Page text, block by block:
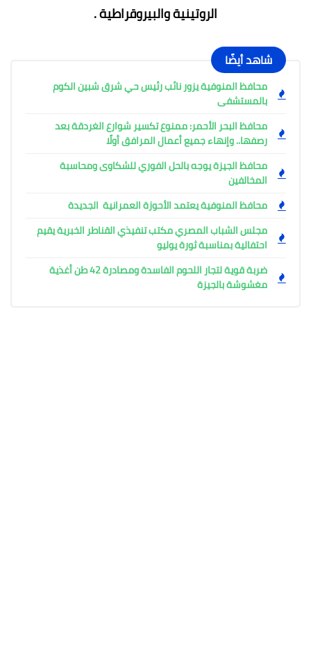
الروتينية والبيروقراطية .
شاهد أيضًا
محافظ المنوفية يزور نائب رئيس حي شرق شبين الكوم
بالمستشفى
محافظ البحر الأحمر: ممنوع تكسير شوارع الغردقة بعد
رصفها.. وإنهاء جميع أعمال المرافق أولًا
محافظ الجيزة يوجه بالحل الفوري للشكاوى ومحاسبة
المخالفين
محافظ المنوفية يعتمد الأحوزة العمرانية الجديدة
مجلس الشباب المصري مكتب تنفيذي القناطر الخبرية يقيم
احتفالية بمناسبة ثورة يوليو
ضربة قوية لتجار اللحوم الفاسدة ومصادرة 42 طن أغذية
مغشوشة بالجيزة